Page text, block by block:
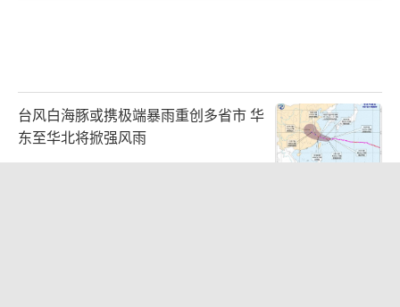
台风白海豚或携极端暴雨重创多省市 华
东至华北将掀强风雨
2026-08-08 10:48:39